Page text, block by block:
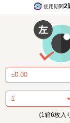
使用期間2
(1箱6枚入